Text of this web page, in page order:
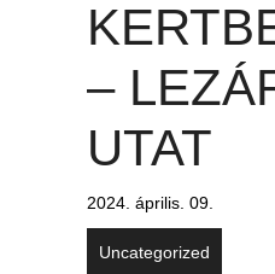
–
UTAT
2024. április. 09.
Uncategorized